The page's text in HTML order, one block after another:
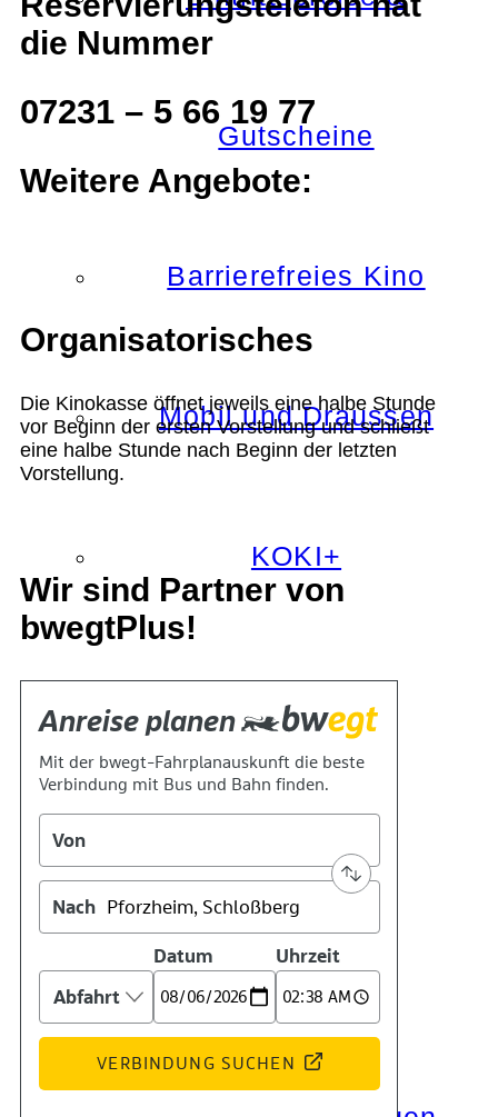
Gutscheine
Barrierefreies Kino
Mobil und Draussen
KOKI+
Das Team
die Nummer
07231 – 5 66 19 77
Weitere Angebote:
Organisatorisches
Die Kinokasse öffnet jeweils eine halbe Stunde
vor Beginn der ersten Vorstellung und schließt
eine halbe Stunde nach Beginn der letzten
Vorstellung.
Wir sind Partner von
bwegtPlus!